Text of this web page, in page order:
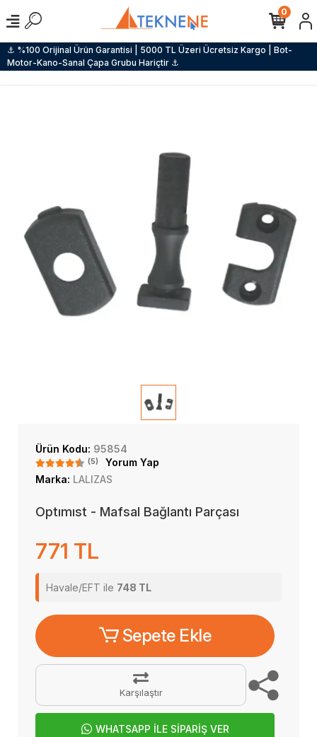
⚓ %100 Orijinal Ürün Garantisi | 5000 TL Üzeri Ücretsiz Kargo | Bot-
Motor-Kano-Sanal Çapa Grubu Hariçtir ⚓
0
Ürün Kodu: 95854
(5)
Yorum Yap
Marka: LALIZAS
Optımıst - Mafsal Bağlantı Parçası
771 TL
Havale/EFT ile 748 TL
Sepete Ekle
Karşılaştır
WHATSAPP İLE SİPARİŞ VER